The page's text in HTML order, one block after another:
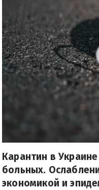
Карантин в
больных.
экономикой и